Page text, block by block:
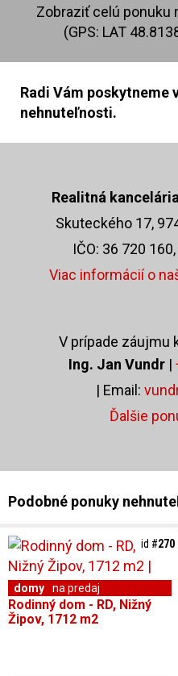
Zobraziť celú ponuku
(GPS: LAT
Radi Vám
nehnuteľnosti.
Realitná
Skuteckého 17,
IČO: 36 720
Viac informácií o
V prípade záujmu
Ing. Jan Vundr|
| Email:
Ďalšie
Podobné ponuky
domy na predaj
Rodinný dom - RD, Nižný
Žipov, 1712 m2
id #270